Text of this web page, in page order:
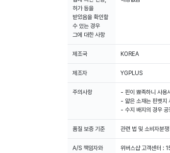
허가 등을
받았음을 확인할
수 있는 경우
그에 대한 사항
제조국 KOREA
제조자 YGPLUS
주의사항
- 핀이 뾰족하니 사용
- 얇은 소재는 핀뱃지
- 수지 배지의 경우 공
품질 보증 기준 관련 법 및 소비자분
A/S 책임자와
위버스샵 고객센터